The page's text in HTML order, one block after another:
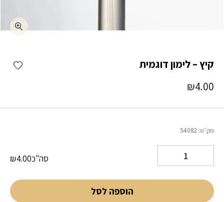
קיץ – לימון דוגמית
₪4.00
מק״ט: 54082
סה"כ ₪4.00
הוספה לסל